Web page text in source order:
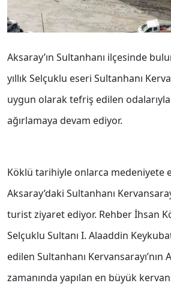
Aksaray’ın Sultanhanı ilçesinde
yıllık Selçuklu eseri Sultanhanı
uygun olarak tefriş edilen
ağırlamaya devam ediyor.
Köklü tarihiyle onlarca medeniyete
Aksaray’daki Sultanhanı
turist ziyaret ediyor. Rehber İhsan
Selçuklu Sultanı I. Alaaddin
edilen Sultanhanı Kervansarayı’nın
zamanında yapılan en büyük